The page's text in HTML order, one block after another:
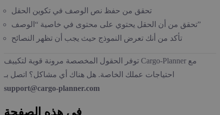
تحقق من حفظ نص الوصف في تكوين الحقل
تحقق من أن الحقل يحتوي على محتوى في خاصية “الوصف”
تأكد من أنك تعرض النموذج حيث يجب أن تظهر النصائح
توفر الحقول المخصصة مرونة قوية لتكييف Cargo-Planner مع
احتياجات عملك الخاصة. هل هناك أي مشاكل؟ اتصل بـ
support@cargo-planner.com
في هذه الصفحة